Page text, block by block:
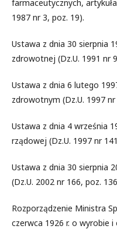
farmaceutycznych,
1987 nr 3, poz. 19).
Ustawa z dnia 30 sierpnia
zdrowotnej (Dz.U. 1991 nr
Ustawa z dnia 6 lutego
zdrowotnym (Dz.U. 1997
Ustawa z dnia 4 września
rządowej (Dz.U. 1997 nr
Ustawa z dnia 30 sierpnia
(Dz.U. 2002 nr 166, poz.
Rozporządzenie Ministra
czerwca 1926 r. o wyrobie